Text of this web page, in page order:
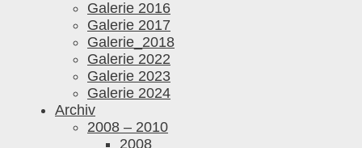
Galerie 2016
Galerie 2017
Galerie_2018
Galerie 2022
Galerie 2023
Galerie 2024
Archiv
2008 – 2010
2008